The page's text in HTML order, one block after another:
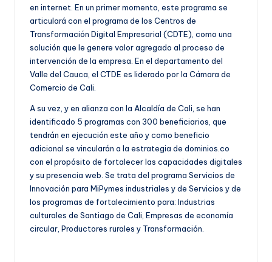
en internet. En un primer momento, este programa se
articulará con el programa de los Centros de
Transformación Digital Empresarial (CDTE), como una
solución que le genere valor agregado al proceso de
intervención de la empresa. En el departamento del
Valle del Cauca, el CTDE es liderado por la Cámara de
Comercio de Cali.
A su vez, y en alianza con la Alcaldía de Cali, se han
identificado 5 programas con 300 beneficiarios, que
tendrán en ejecución este año y como beneficio
adicional se vincularán a la estrategia de dominios.co
con el propósito de fortalecer las capacidades digitales
y su presencia web. Se trata del programa Servicios de
Innovación para MiPymes industriales y de Servicios y de
los programas de fortalecimiento para: Industrias
culturales de Santiago de Cali, Empresas de economía
circular, Productores rurales y Transformación.